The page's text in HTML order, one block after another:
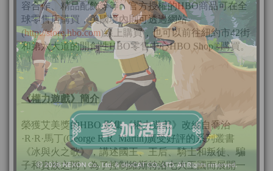
容合作、精品配飾等等。官方授權的HBO商品可在全
球零售店購買，美國境內則可透過網站
(http://store.hbo.com)線上購買，也可以前往紐約市42街
和第六大道的開創性HBO零售中心HBO Shop®購買。
《權力遊戲》簡介
榮獲艾美獎的HBO 影集《權力遊戲》改編自喬治
·R·R·馬丁(George R.R. Martin)廣受好評的系列叢書
《冰與火之歌》，講述國王、王后、騎士和叛徒、騙
子和貴族之間，為了控制維斯特洛七大王國而展開一